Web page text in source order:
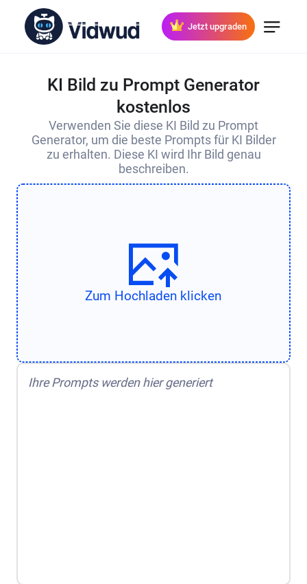
Jetzt upgraden
KI Bild zu Prompt Generator
kostenlos
Verwenden Sie diese KI Bild zu Prompt
Generator, um die beste Prompts für KI Bilder
zu erhalten. Diese KI wird Ihr Bild genau
beschreiben.
Zum Hochladen klicken
Ihre Prompts werden hier generiert